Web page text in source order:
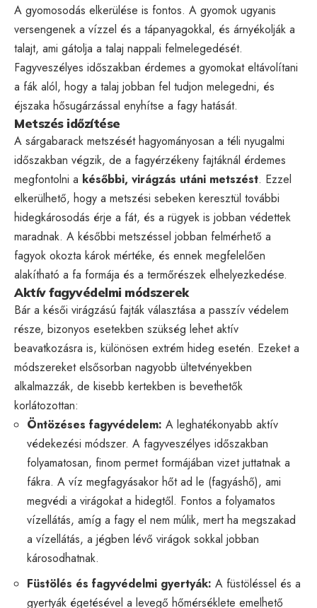
A gyomosodás elkerülése is fontos. A gyomok ugyanis
versengenek a vízzel és a tápanyagokkal, és árnyékolják a
talajt, ami gátolja a talaj nappali felmelegedését.
Fagyveszélyes időszakban érdemes a gyomokat eltávolítani
a fák alól, hogy a talaj jobban fel tudjon melegedni, és
éjszaka hősugárzással enyhítse a fagy hatását.
Metszés időzítése
A sárgabarack metszését hagyományosan a téli nyugalmi
időszakban végzik, de a fagyérzékeny fajtáknál érdemes
megfontolni a későbbi, virágzás utáni metszést. Ezzel
elkerülhető, hogy a metszési sebeken keresztül további
hidegkárosodás érje a fát, és a rügyek is jobban védettek
maradnak. A későbbi metszéssel jobban felmérhető a
fagyok okozta károk mértéke, és ennek megfelelően
alakítható a fa formája és a termőrészek elhelyezkedése.
Aktív fagyvédelmi módszerek
Bár a késői virágzású fajták választása a passzív védelem
része, bizonyos esetekben szükség lehet aktív
beavatkozásra is, különösen extrém hideg esetén. Ezeket a
módszereket elsősorban nagyobb ültetvényekben
alkalmazzák, de kisebb kertekben is bevethetők
korlátozottan:
Öntözéses fagyvédelem: A leghatékonyabb aktív
védekezési módszer. A fagyveszélyes időszakban
folyamatosan, finom permet formájában vizet juttatnak a
fákra. A víz megfagyásakor hőt ad le (fagyáshő), ami
megvédi a virágokat a hidegtől. Fontos a folyamatos
vízellátás, amíg a fagy el nem múlik, mert ha megszakad
a vízellátás, a jégben lévő virágok sokkal jobban
károsodhatnak.
Füstölés és fagyvédelmi gyertyák: A füstöléssel és a
gyertyák égetésével a levegő hőmérséklete emelhető